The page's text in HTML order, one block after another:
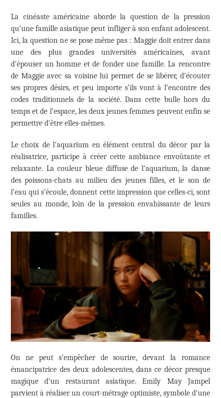
La cinéaste américaine aborde la question de la pression
qu’une famille asiatique peut infliger à son enfant adolescent.
Ici, la question ne se pose même pas : Maggie doit entrer dans
une des plus grandes universités américaines, avant
d’épouser un homme et de fonder une famille. La rencontre
de Maggie avec sa voisine lui permet de se libérer, d’écouter
ses propres désirs, et peu importe s’ils vont à l’encontre des
codes traditionnels de la société. Dans cette bulle hors du
temps et de l’espace, les deux jeunes femmes peuvent enfin se
permettre d’être elles-mêmes.
Le choix de l’aquarium en élément central du décor par la
réalisatrice, participe à créer cette ambiance envoûtante et
relaxante. La couleur bleue diffuse de l’aquarium, la danse
des poissons-chats au milieu des jeunes filles, et le son de
l’eau qui s’écoule, donnent cette impression que celles-ci, sont
seules au monde, loin de la pression envahissante de leurs
familles.
On ne peut s’empêcher de sourire, devant la romance
émancipatrice des deux adolescentes, dans ce décor presque
magique d’un restaurant asiatique. Emily May Jampel
parvient à réaliser un court-métrage optimiste, symbole d’une